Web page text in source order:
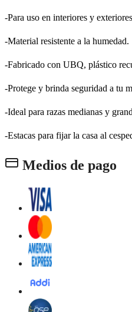
-Para uso en interiores y
-Material resistente a la humedad.
-Fabricado con UBQ, plástico
-Protege y brinda seguridad a tu
-Ideal para razas medianas y
-Estacas para fijar la casa al
Medios de pago